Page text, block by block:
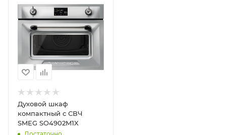
Духовой шкаф
компактный с СВЧ
SMEG SO4902M1X